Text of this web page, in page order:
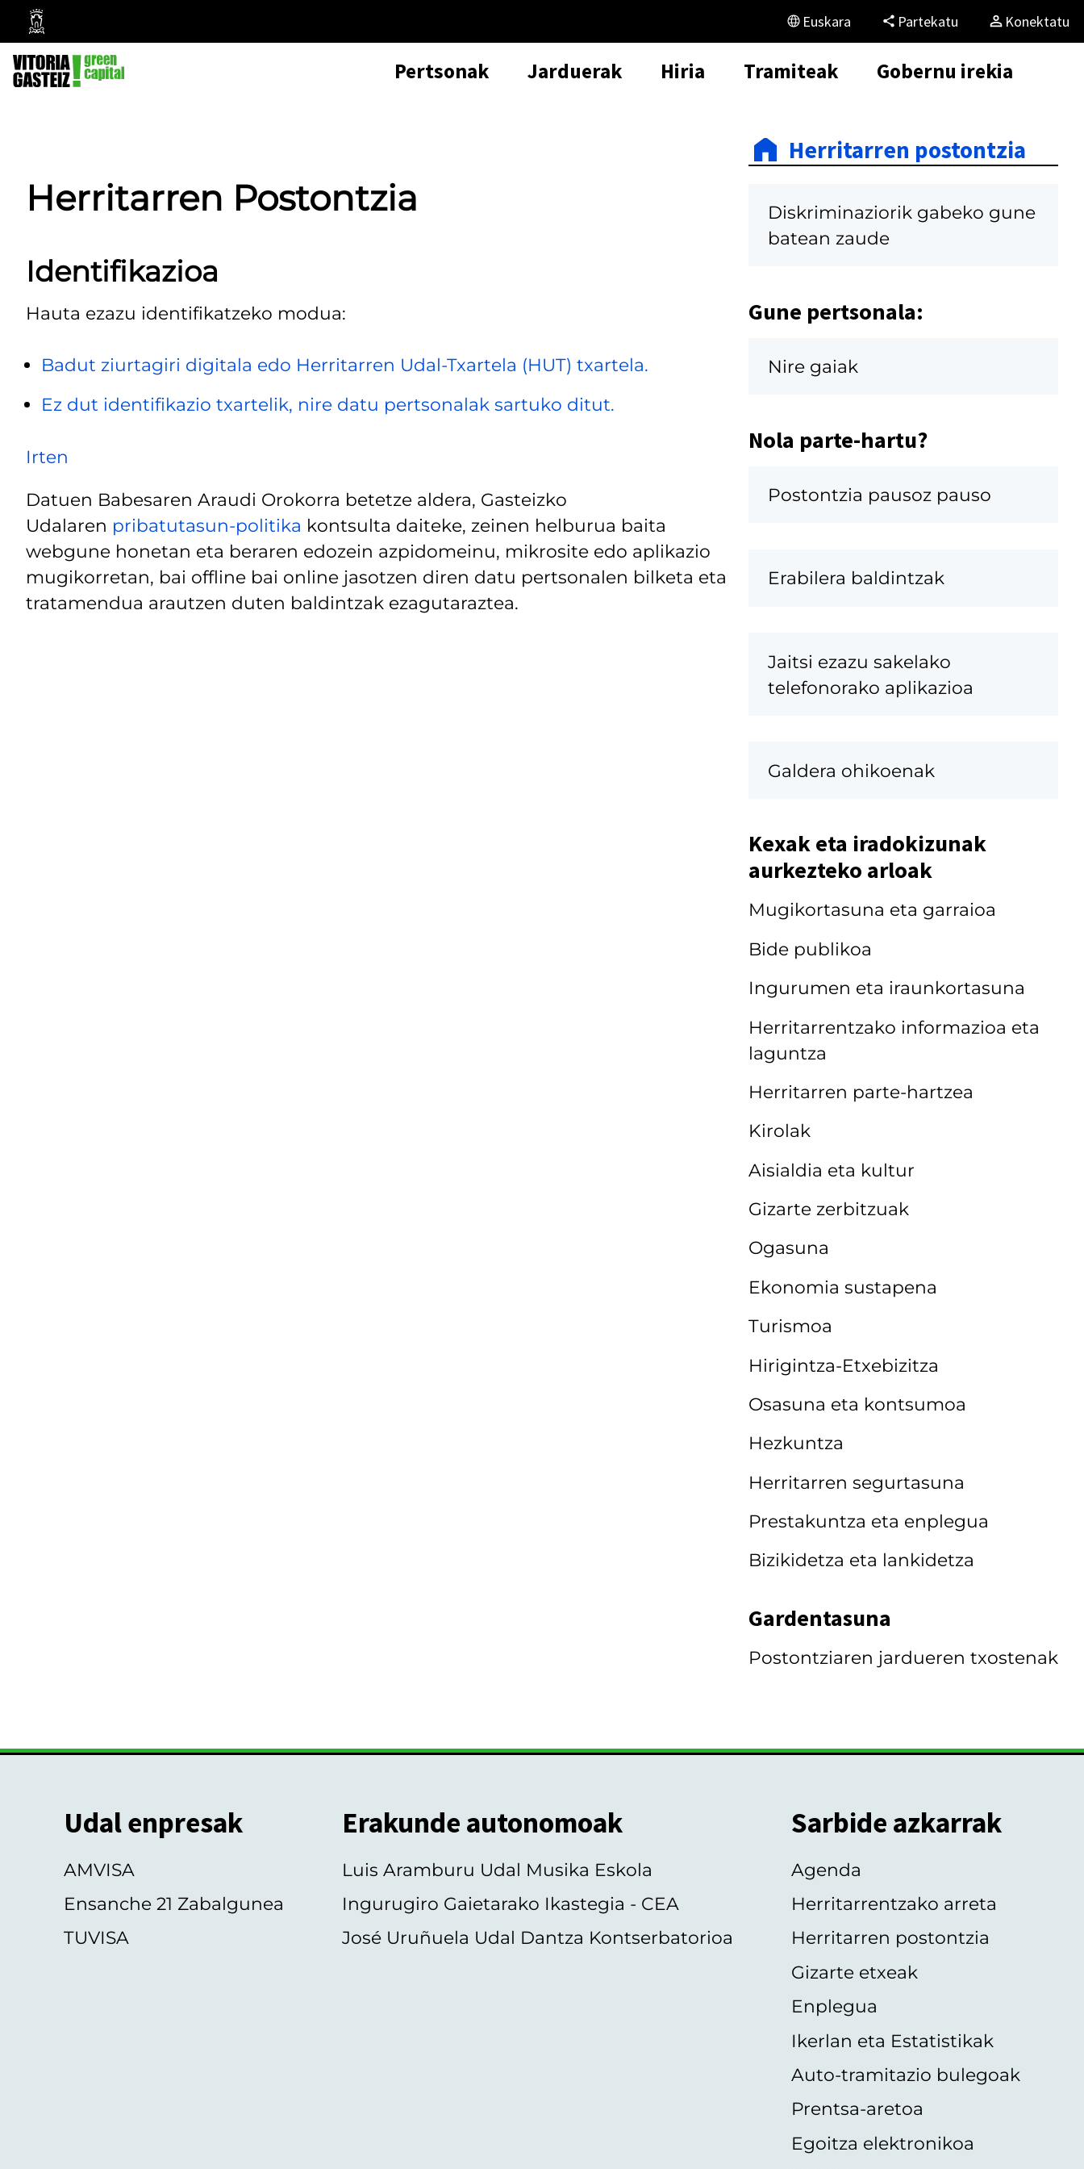
Vitoria-
Gasteizko
Udala
Euskara Partekatu Konektatu
Pertsonak Jarduerak Hiria Tramiteak Gobernu irekia
Herritarren Postontzia
Identifikazioa
Hauta ezazu identifikatzeko modua:
Badut ziurtagiri digitala edo Herritarren Udal-Txartela (HUT) txartela.
Ez dut identifikazio txartelik, nire datu pertsonalak sartuko ditut.
Irten
Datuen Babesaren Araudi Orokorra betetze aldera, Gasteizko
Udalaren pribatutasun-politika kontsulta daiteke, zeinen helburua baita
webgune honetan eta beraren edozein azpidomeinu, mikrosite edo aplikazio
mugikorretan, bai offline bai online jasotzen diren datu pertsonalen bilketa eta
tratamendua arautzen duten baldintzak ezagutaraztea.
Herritarren postontzia
Diskriminaziorik gabeko gune
batean zaude
Gune pertsonala:
Nire gaiak
Nola parte-hartu?
Postontzia pausoz pauso
Erabilera baldintzak
Jaitsi ezazu sakelako
telefonorako aplikazioa
Galdera ohikoenak
Kexak eta iradokizunak
aurkezteko arloak
Mugikortasuna eta garraioa
Bide publikoa
Ingurumen eta iraunkortasuna
Herritarrentzako informazioa eta
laguntza
Herritarren parte-hartzea
Kirolak
Aisialdia eta kultur
Gizarte zerbitzuak
Ogasuna
Ekonomia sustapena
Turismoa
Hirigintza-Etxebizitza
Osasuna eta kontsumoa
Hezkuntza
Herritarren segurtasuna
Prestakuntza eta enplegua
Bizikidetza eta lankidetza
Gardentasuna
Postontziaren jardueren txostenak
Udal enpresak
AMVISA
Ensanche 21 Zabalgunea
TUVISA
Erakunde autonomoak
Luis Aramburu Udal Musika Eskola
Ingurugiro Gaietarako Ikastegia - CEA
José Uruñuela Udal Dantza Kontserbatorioa
Sarbide azkarrak
Agenda
Herritarrentzako arreta
Herritarren postontzia
Gizarte etxeak
Enplegua
Ikerlan eta Estatistikak
Auto-tramitazio bulegoak
Prentsa-aretoa
Egoitza elektronikoa